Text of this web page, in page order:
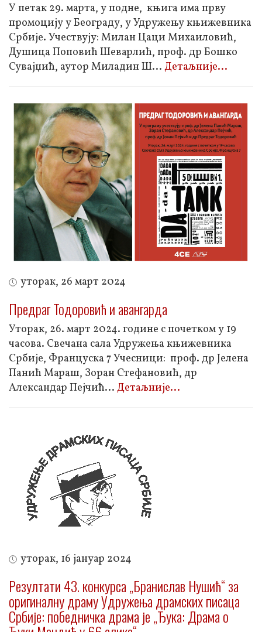
У петак 29. марта, у подне, књига има прву
промоцију у Београду, у Удружењу књижевника
Србије. Учествују: Милан Цаци Михаиловић,
Душица Поповић Шеварлић, проф. др Бошко
Сувајџић, аутор Миладин Ш... Детаљније...
уторак, 26 март 2024
Предраг Тодоровић и авангарда
Уторак, 26. март 2024. године с почетком у 19
часова. Свечана сала Удружења књижевника
Србије, Француска 7 Учесници: проф. др Јелена
Панић Мараш, Зоран Стефановић, др
Александар Пејчић... Детаљније...
уторак, 16 јануар 2024
Резултати 43. конкурса „Бранислав Нушић“ за
оригиналну драму Удружења драмских писаца
Србије: победничка драма је „Ђука: Драма о